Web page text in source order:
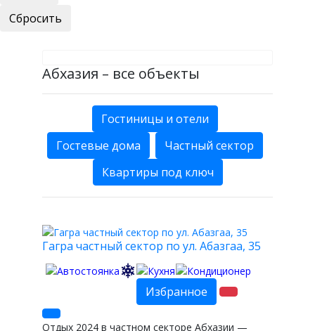
Абхазия – все объекты
Гостиницы и отели
Гостевые дома
Частный сектор
Квартиры под ключ
Гагра частный сектор по ул. Абазгаа, 35
Избранное
Отдых 2024 в частном секторе Абхазии —